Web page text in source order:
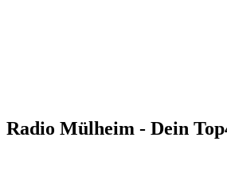
Radio Mülheim - Dein